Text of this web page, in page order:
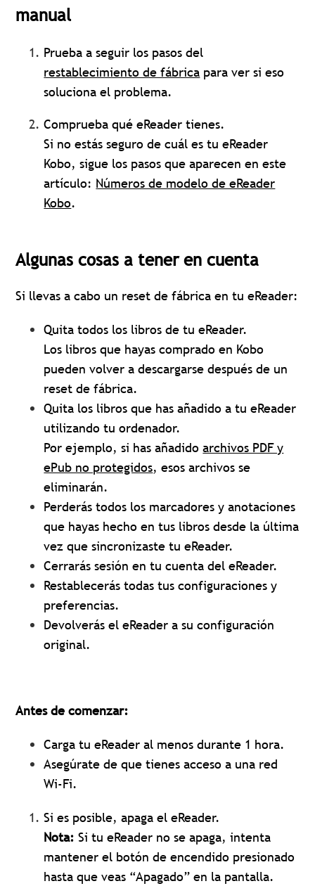
manual
Prueba a seguir los pasos del
restablecimiento de fábrica para ver si eso
soluciona el problema.
Comprueba qué eReader tienes.
Si no estás seguro de cuál es tu eReader
Kobo, sigue los pasos que aparecen en este
artículo: Números de modelo de eReader
Kobo.
Algunas cosas a tener en cuenta
Si llevas a cabo un reset de fábrica en tu eReader:
Quita todos los libros de tu eReader.
Los libros que hayas comprado en Kobo
pueden volver a descargarse después de un
reset de fábrica.
Quita los libros que has añadido a tu eReader
utilizando tu ordenador.
Por ejemplo, si has añadidoarchivos PDF y
ePub no protegidos, esos archivos se
eliminarán.
Perderás todos los marcadores y anotaciones
que hayas hecho en tus libros desde la última
vez que sincronizaste tu eReader.
Cerrarás sesión en tu cuenta del eReader.
Restablecerás todas tus configuraciones y
preferencias.
Devolverás el eReader a su configuración
original.
Antes de comenzar:
Carga tu eReader al menos durante 1 hora.
Asegúrate de que tienes acceso a una red
Wi-Fi.
Si es posible, apaga el eReader.
Nota: Si tu eReader no se apaga, intenta
mantener el botón de encendido presionado
hasta que veas “Apagado” en la pantalla.